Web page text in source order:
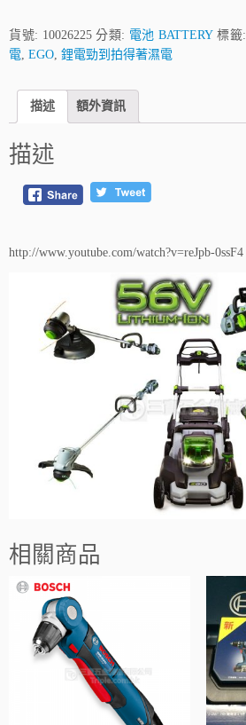
5
6
鋰
(2.
0
A
貨號: 10026225 分類: 電池 BATTERY 標籤:
電, EGO, 鋰電勁到拍得著濕電
描述 額外資訊
描述
http://www.youtube.com/watch?v=reJpb-0ssF4
相關商品